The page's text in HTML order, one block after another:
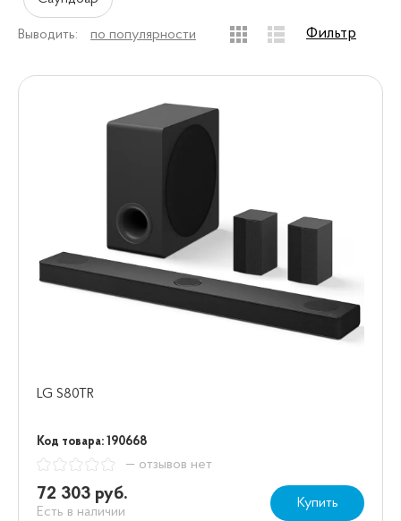
Выводить: по популярности Фильтр
LG S80TR
Код товара: 190668
— отзывов нет
72 303 руб.
Есть в наличии
Купить